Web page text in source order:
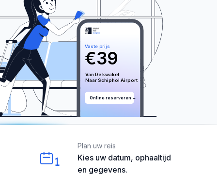
Online reserveren →
39
€
Vaste prijs
Van De kwakel
Naar Schiphol Airport
1
Kies uw datum, ophaaltijd
en gegevens.
Plan uw reis